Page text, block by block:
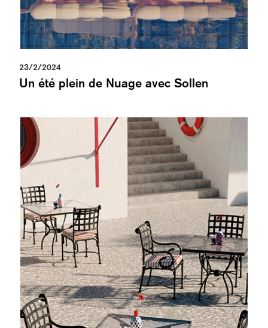
23/2/2024
Un été plein de Nuage avec Sollen